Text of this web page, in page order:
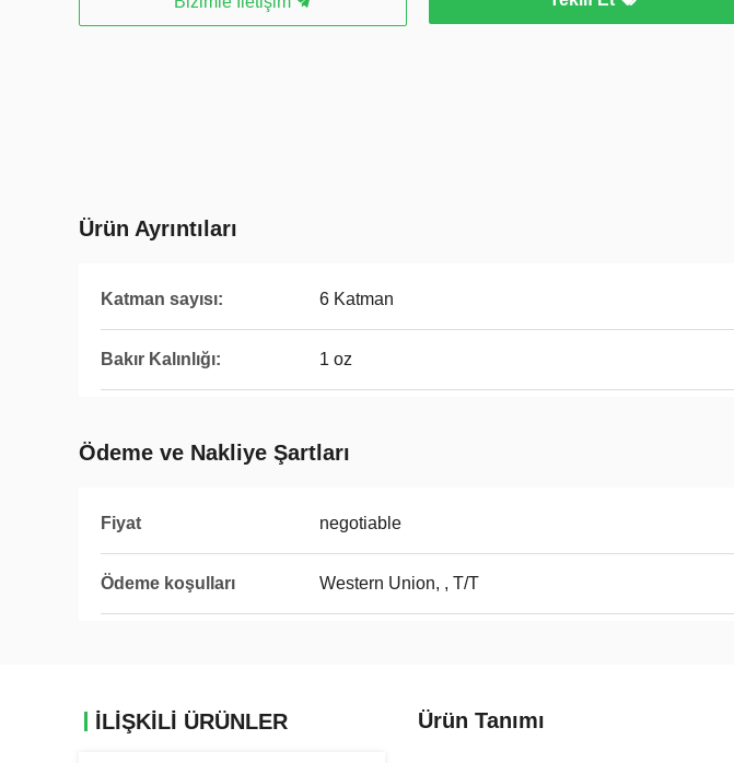
Ürün Ayrıntıları
Katman sayısı: 6 Katman
Bakır Kalınlığı: 1 oz
Ödeme ve Nakliye Şartları
Fiyat negotiable
Ödeme koşulları Western Union, , T/T
İLIŞKILI ÜRÜNLER Ürün Tanımı